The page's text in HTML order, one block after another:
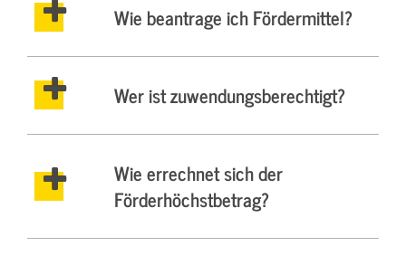
Wie beantrage ich Fördermittel?
Wer ist zuwendungsberechtigt?
Wie errechnet sich der
Förderhöchstbetrag?